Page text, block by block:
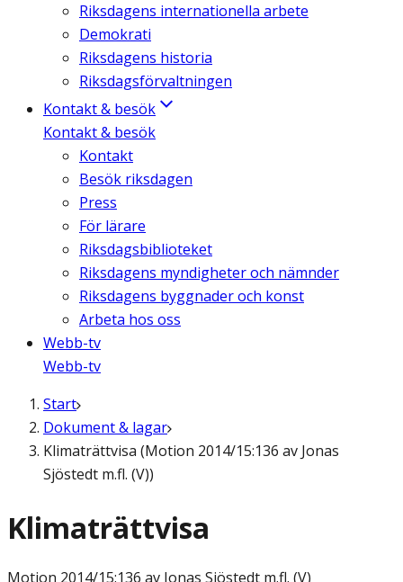
Riksdagens internationella arbete
Demokrati
Riksdagens historia
Riksdagsförvaltningen
Kontakt & besök
Kontakt & besök
Kontakt
Besök riksdagen
Press
För lärare
Riksdagsbiblioteket
Riksdagens myndigheter och nämnder
Riksdagens byggnader och konst
Arbeta hos oss
Webb-tv
Webb-tv
Start
Dokument & lagar
Klimaträttvisa (Motion 2014/15:136 av Jonas
Sjöstedt m.fl. (V))
Klimaträttvisa
Motion 2014/15:136 av Jonas Sjöstedt m.fl. (V)